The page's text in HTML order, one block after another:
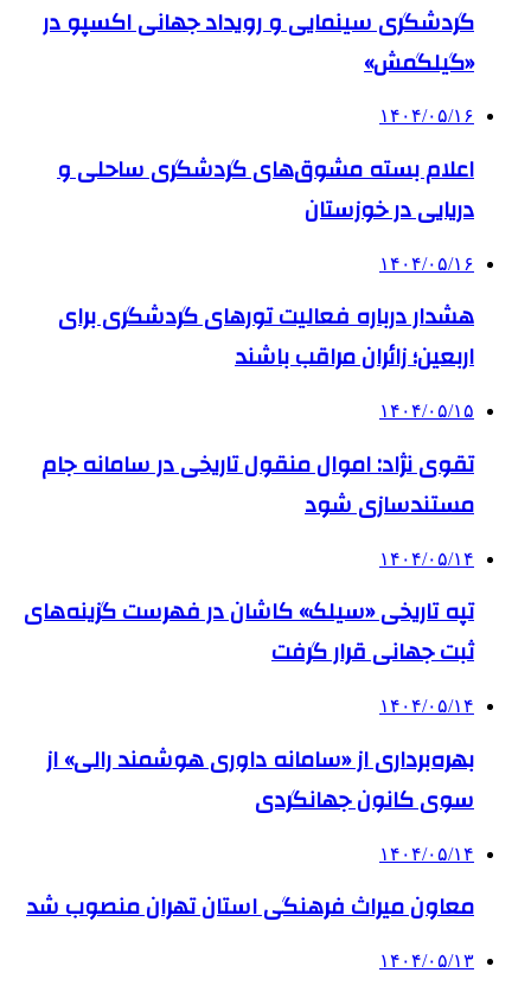
گردشگری سینمایی و رویداد جهانی اکسپو در
«گیلگمش»
۱۴۰۴/۰۵/۱۶
اعلام بسته مشوق‌های گردشگری ساحلی و
دریایی در خوزستان
۱۴۰۴/۰۵/۱۶
هشدار درباره فعالیت تورهای گردشگری برای
اربعین؛ زائران مراقب باشند
۱۴۰۴/۰۵/۱۵
تقوی نژاد: اموال منقول تاریخی در سامانه جام
مستندسازی شود
۱۴۰۴/۰۵/۱۴
تپه تاریخی «سیلک» کاشان در فهرست گزینه‌های
ثبت جهانی قرار گرفت
۱۴۰۴/۰۵/۱۴
بهره‌برداری از «سامانه داوری هوشمند رالی» از
سوی کانون جهانگردی
۱۴۰۴/۰۵/۱۴
معاون میراث فرهنگی استان تهران منصوب شد
۱۴۰۴/۰۵/۱۳